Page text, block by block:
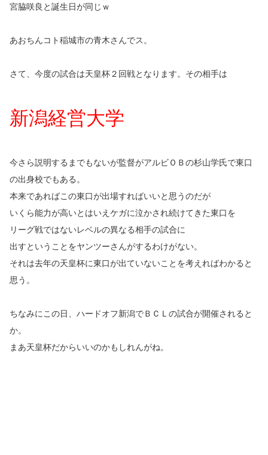
宮脇咲良と誕生日が同じｗ
あおちんコト稲城市の青木さんでス。
さて、今度の試合は天皇杯２回戦となります。その相手は
新潟経営大学
今さら説明するまでもないが監督がアルビＯＢの杉山学氏で東口
の出身校でもある。
本来であればこの東口が出場すればいいと思うのだが
いくら能力が高いとはいえケガに泣かされ続けてきた東口を
リーグ戦ではないレベルの異なる相手の試合に
出すということをヤンツーさんがするわけがない。
それは去年の天皇杯に東口が出ていないことを考えればわかると
思う。
ちなみにこの日、ハードオフ新潟でＢＣＬの試合が開催されると
か。
まあ天皇杯だからいいのかもしれんがね。